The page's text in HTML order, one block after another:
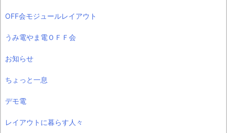
OFF会モジュールレイアウト
うみ電やま電ＯＦＦ会
お知らせ
ちょっと一息
デモ電
レイアウトに暮らす人々